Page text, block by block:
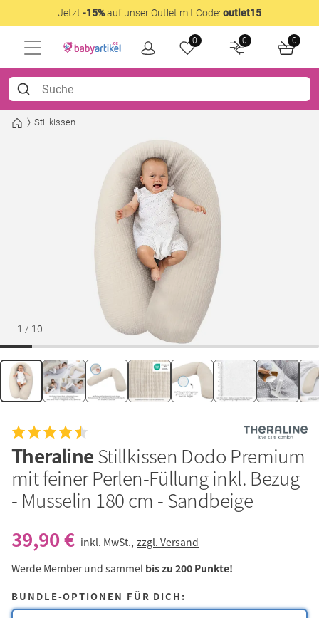
Jetzt -15%auf unser Outlet mit Code: outlet15
0 0 0
Stillkissen
1 / 10
TheralineStillkissen Dodo Premium
mit feiner Perlen-Füllung inkl. Bezug
- Musselin 180 cm - Sandbeige
39,90 € inkl. MwSt., zzgl. Versand
Werde Member und sammel bis zu 200 Punkte!
BUNDLE-OPTIONEN FÜR DICH: